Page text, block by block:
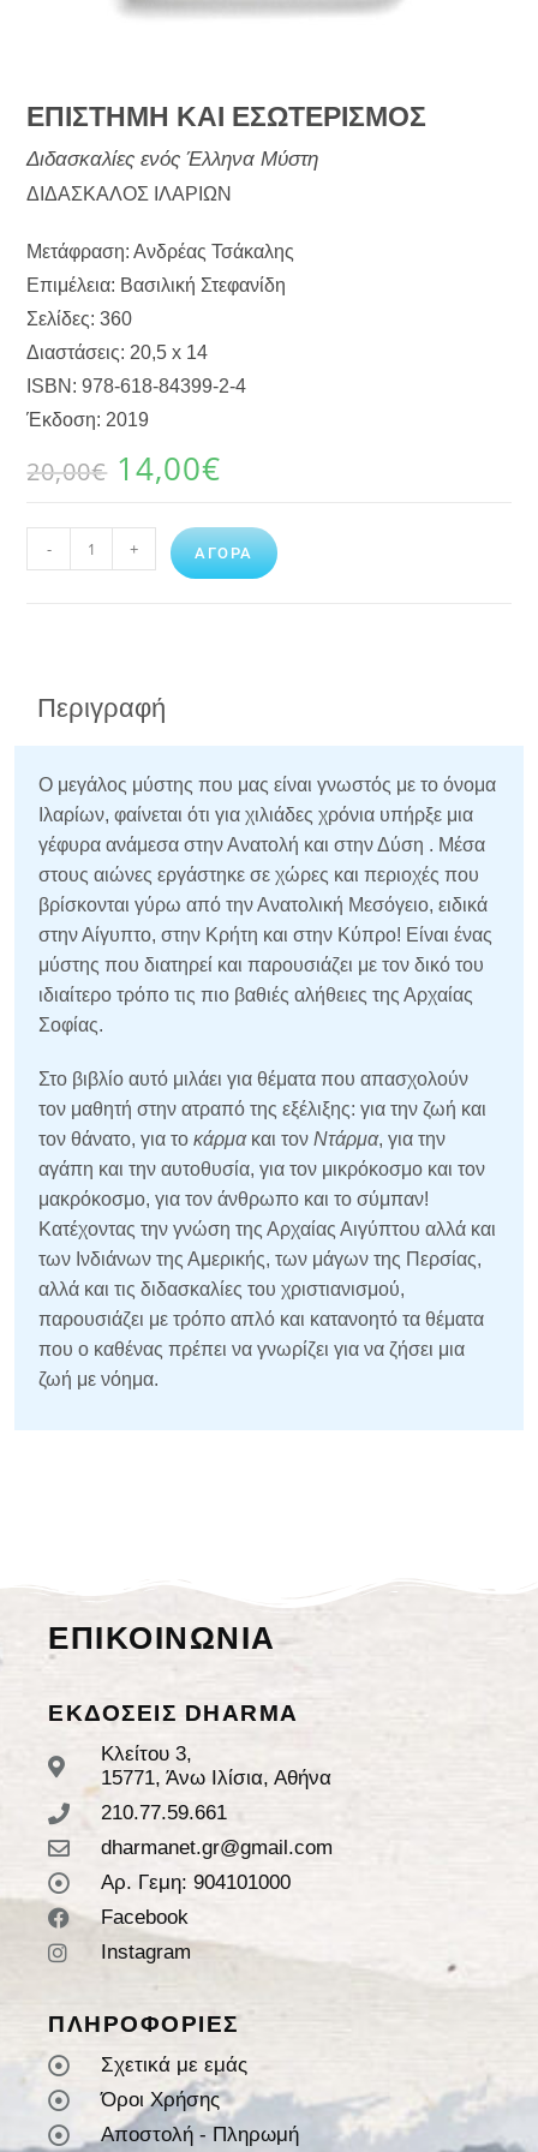
ΕΠΙΣΤΗΜΗ ΚΑΙ ΕΣΩΤΕΡΙΣΜΟΣ
Διδασκαλίες ενός Έλληνα Μύστη
ΔΙΔΑΣΚΑΛΟΣ ΙΛΑΡΙΩΝ
Μετάφραση: Ανδρέας Τσάκαλης
Επιμέλεια: Βασιλική Στεφανίδη
Σελίδες: 360
Διαστάσεις: 20,5 x 14
ISBN: 978-618-84399-2-4
Έκδοση: 2019
20,00€ 14,00€
- + ΑΓΟΡΑ
Περιγραφή
Ο μεγάλος μύστης που μας είναι γνωστός με το όνομα
Ιλαρίων, φαίνεται ότι για χιλιάδες χρόνια υπήρξε μια
γέφυρα ανάμεσα στην Ανατολή και στην Δύση . Μέσα
στους αιώνες εργάστηκε σε χώρες και περιοχές που
βρίσκονται γύρω από την Ανατολική Μεσόγειο, ειδικά
στην Αίγυπτο, στην Κρήτη και στην Κύπρο! Είναι ένας
μύστης που διατηρεί και παρουσιάζει με τον δικό του
ιδιαίτερο τρόπο τις πιο βαθιές αλήθειες της Αρχαίας
Σοφίας.
Στο βιβλίο αυτό μιλάει για θέματα που απασχολούν
τον μαθητή στην ατραπό της εξέλιξης: για την ζωή και
τον θάνατο, για τοκάρμακαι τονΝτάρμα, για την
αγάπη και την αυτοθυσία, για τον μικρόκοσμο και τον
μακρόκοσμο, για τον άνθρωπο και το σύμπαν!
Κατέχοντας την γνώση της Αρχαίας Αιγύπτου αλλά και
των Ινδιάνων της Αμερικής, των μάγων της Περσίας,
αλλά και τις διδασκαλίες του χριστιανισμού,
παρουσιάζει με τρόπο απλό και κατανοητό τα θέματα
που ο καθένας πρέπει να γνωρίζει για να ζήσει μια
ζωή με νόημα.
ΕΠΙΚΟΙΝΩΝΙΑ
ΕΚΔΟΣΕΙΣ DHARMA
Κλείτου 3,
15771, Άνω Ιλίσια, Αθήνα
210.77.59.661
dharmanet.gr@gmail.com
Αρ. Γεμη: 904101000
Facebook
Instagram
ΠΛΗΡΟΦΟΡΙΕΣ
Σχετικά με εμάς
Όροι Χρήσης
Αποστολή - Πληρωμή